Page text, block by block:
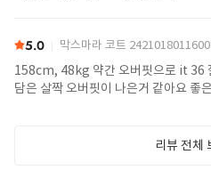
5.0 막스마라 코트
158cm, 48kg 약간 오버핏으로 it 36
리뷰 전체